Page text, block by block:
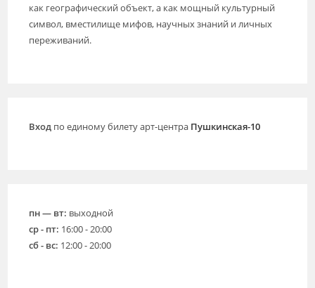
как географический объект, а как мощный культурный
символ, вместилище мифов, научных знаний и личных
переживаний.
Вход по единому билету арт-центра Пушкинская-10
пн — вт: выходной
ср - пт: 16:00 - 20:00
сб - вс: 12:00 - 20:00